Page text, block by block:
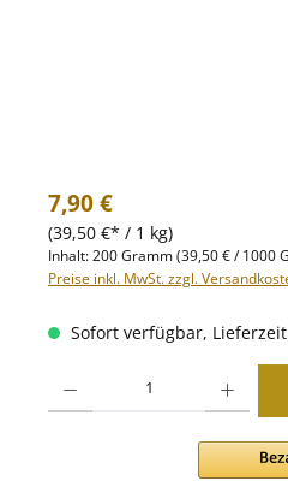
Regulärer Preis:
7,90 €
(39,50 €* / 1 kg)
Inhalt:200 Gramm(39,50 € / 1000
Preise inkl. MwSt. zzgl.
Sofort verfügbar,